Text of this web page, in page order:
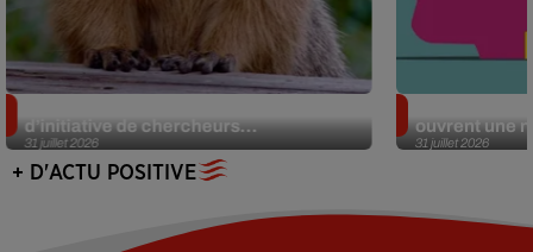
31 juillet 2026
d’initiative de chercheurs...
31 juillet 2026
ouvrent une
+ D'ACTU POSITIVE